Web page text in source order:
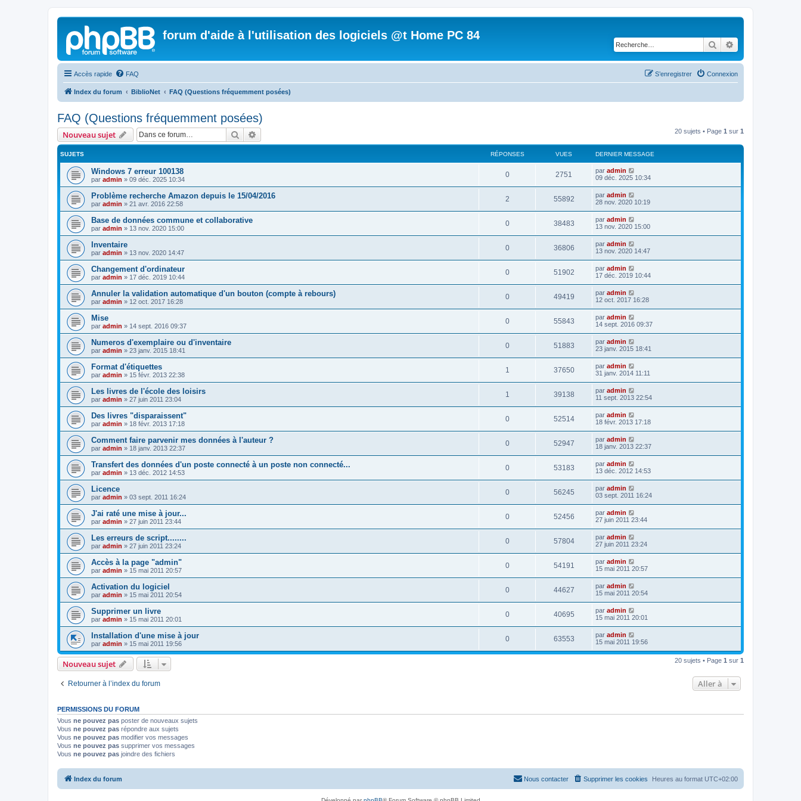
forum d'aide à l'utilisation des logiciels @t Home PC 84
Rechercher
Accès rapide FAQ Connexion
S’enregistrer
Index du forum BiblioNet FAQ (Questions fréquemment posées)
FAQ (Questions fréquemment posées)
Nouveau sujet Rechercher 20 sujets • Page 1 sur 1
SUJETS RÉPONSES VUES DERNIER MESSAGE
Windows 7 erreur 100138
par admin » 09 déc. 2025 10:34
0 2751 par admin
09 déc. 2025 10:34
Problème recherche Amazon depuis le 15/04/2016
par admin » 21 avr. 2016 22:58
2 55892 par admin
28 nov. 2020 10:19
Base de données commune et collaborative
par admin » 13 nov. 2020 15:00
0 38483 par admin
13 nov. 2020 15:00
Inventaire
par admin » 13 nov. 2020 14:47
0 36806 par admin
13 nov. 2020 14:47
Changement d'ordinateur
par admin » 17 déc. 2019 10:44
0 51902 par admin
17 déc. 2019 10:44
Annuler la validation automatique d'un bouton (compte à rebours)
par admin » 12 oct. 2017 16:28
0 49419 par admin
12 oct. 2017 16:28
Mise
par admin » 14 sept. 2016 09:37
0 55843 par admin
14 sept. 2016 09:37
Numeros d'exemplaire ou d'inventaire
par admin » 23 janv. 2015 18:41
0 51883 par admin
23 janv. 2015 18:41
Format d'étiquettes
par admin » 15 févr. 2013 22:38
1 37650 par admin
31 janv. 2014 11:11
Les livres de l'école des loisirs
par admin » 27 juin 2011 23:04
1 39138 par admin
11 sept. 2013 22:54
Des livres "disparaissent"
par admin » 18 févr. 2013 17:18
0 52514 par admin
18 févr. 2013 17:18
Comment faire parvenir mes données à l'auteur ?
par admin » 18 janv. 2013 22:37
0 52947 par admin
18 janv. 2013 22:37
Transfert des données d'un poste connecté à un poste non connecté...
par admin » 13 déc. 2012 14:53
0 53183 par admin
13 déc. 2012 14:53
Licence
par admin » 03 sept. 2011 16:24
0 56245 par admin
03 sept. 2011 16:24
J'ai raté une mise à jour...
par admin » 27 juin 2011 23:44
0 52456 par admin
27 juin 2011 23:44
Les erreurs de script........
par admin » 27 juin 2011 23:24
0 57804 par admin
27 juin 2011 23:24
Accès à la page "admin"
par admin » 15 mai 2011 20:57
0 54191 par admin
15 mai 2011 20:57
Activation du logiciel
par admin » 15 mai 2011 20:54
0 44627 par admin
15 mai 2011 20:54
Supprimer un livre
par admin » 15 mai 2011 20:01
0 40695 par admin
15 mai 2011 20:01
Installation d'une mise à jour
par admin » 15 mai 2011 19:56
0 63553 par admin
15 mai 2011 19:56
Nouveau sujet 20 sujets • Page 1 sur 1
Retourner à l’index du forum Aller à
PERMISSIONS DU FORUM
Vous ne pouvez pas poster de nouveaux sujets
Vous ne pouvez pas répondre aux sujets
Vous ne pouvez pas modifier vos messages
Vous ne pouvez pas supprimer vos messages
Vous ne pouvez pas joindre des fichiers
Index du forum Heures au format UTC+02:00
Supprimer les cookies
Nous contacter